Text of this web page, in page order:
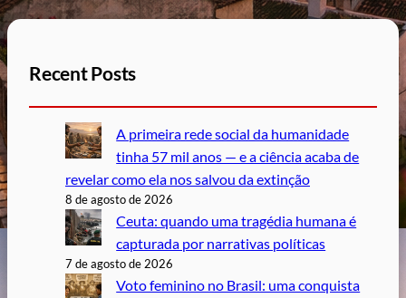
Recent Posts
A primeira rede social da humanidade
tinha 57 mil anos — e a ciência acaba de
revelar como ela nos salvou da extinção
8 de agosto de 2026
Ceuta: quando uma tragédia humana é
capturada por narrativas políticas
7 de agosto de 2026
Voto feminino no Brasil: uma conquista